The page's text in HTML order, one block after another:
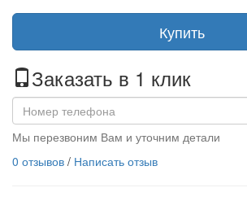
Купить
Заказать в 1 клик
Мы перезвоним Вам и уточним детали
0 отзывов / Написать отзыв